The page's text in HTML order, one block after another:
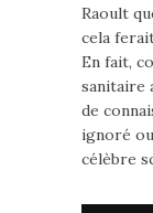
Raoult
cela
En fait,
sanitaire
de
ignoré
célèbre